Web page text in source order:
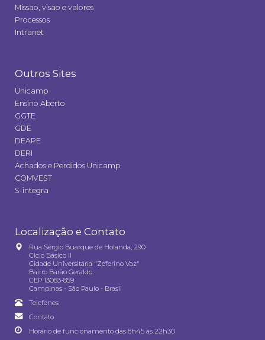
Missão, visão e valores
Processos
Intranet
Outros Sites
Unicamp
Ensino Aberto
GGTE
GDE
DEAPE
DERI
Achados e Perdidos Unicamp
COMVEST
S-integra
Localização e Contato
Rua Sérgio Buarque de Holanda, 290
Ciclo Básico II
Cidade Universitária "Zeferino Vaz"
Bairro Barão Geraldo
CEP 13083-859
Campinas - São Paulo - Brasil
Telefones
Contato
Horário de funcionamento das 8h45 às 22h30